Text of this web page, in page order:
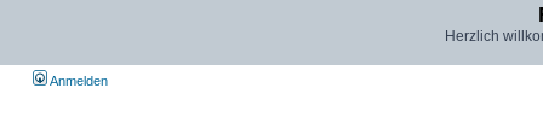
Herzlich
Anmelden